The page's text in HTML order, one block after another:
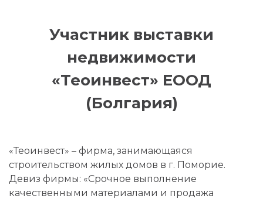
Участник выставки
недвижимости
«Теоинвест» ЕООД
(Болгария)
«Теоинвест» – фирма, занимающаяся
строительством жилых домов в г. Поморие.
Девиз фирмы: «Срочное выполнение
качественными материалами и продажа